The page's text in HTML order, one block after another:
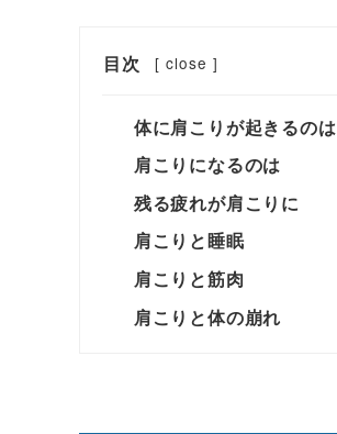
目次 [ close ]
体に肩こりが起きるのは
肩こりになるのは
残る疲れが肩こりに
肩こりと睡眠
肩こりと筋肉
肩こりと体の崩れ